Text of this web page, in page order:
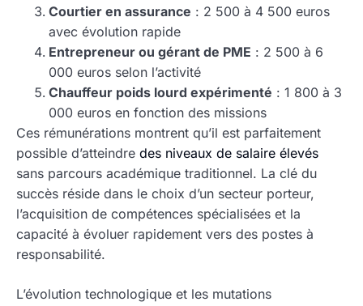
Courtier en assurance : 2 500 à 4 500 euros
avec évolution rapide
Entrepreneur ou gérant de PME : 2 500 à 6
000 euros selon l’activité
Chauffeur poids lourd expérimenté : 1 800 à 3
000 euros en fonction des missions
Ces rémunérations montrent qu’il est parfaitement
possible d’atteindre des niveaux de salaire élevés
sans parcours académique traditionnel. La clé du
succès réside dans le choix d’un secteur porteur,
l’acquisition de compétences spécialisées et la
capacité à évoluer rapidement vers des postes à
responsabilité.
L’évolution technologique et les mutations